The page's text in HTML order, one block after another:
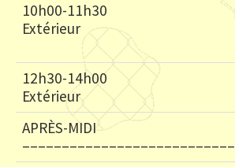
10h00-11h30
Extérieur
12h30-14h00
Extérieur
APRÈS-MIDI
–––––––––––––––––––––––––––